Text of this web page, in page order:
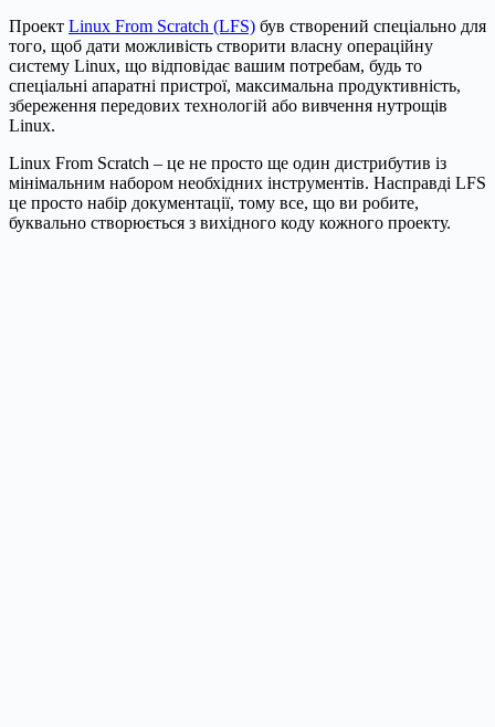
Проект Linux From Scratch (LFS) був створений спеціально для
того, щоб дати можливість створити власну операційну
систему Linux, що відповідає вашим потребам, будь то
спеціальні апаратні пристрої, максимальна продуктивність,
збереження передових технологій або вивчення нутрощів
Linux.
Linux From Scratch – це не просто ще один дистрибутив із
мінімальним набором необхідних інструментів. Насправді LFS
це просто набір документації, тому все, що ви робите,
буквально створюється з вихідного коду кожного проекту.